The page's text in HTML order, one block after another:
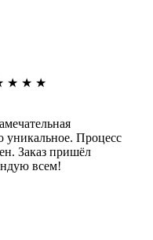
★ ★ ★
уникальное. Процесс
Заказ пришёл
всем!